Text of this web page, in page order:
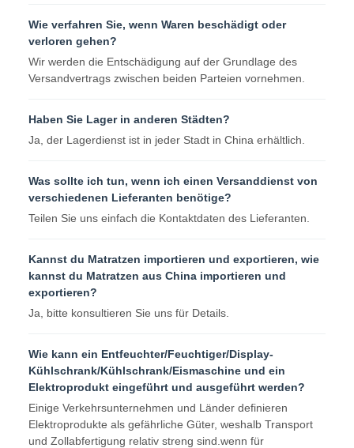
Wie verfahren Sie, wenn Waren beschädigt oder
verloren gehen?
Wir werden die Entschädigung auf der Grundlage des
Versandvertrags zwischen beiden Parteien vornehmen.
Haben Sie Lager in anderen Städten?
Ja, der Lagerdienst ist in jeder Stadt in China erhältlich.
Was sollte ich tun, wenn ich einen Versanddienst von
verschiedenen Lieferanten benötige?
Teilen Sie uns einfach die Kontaktdaten des Lieferanten.
Kannst du Matratzen importieren und exportieren, wie
kannst du Matratzen aus China importieren und
exportieren?
Ja, bitte konsultieren Sie uns für Details.
Wie kann ein Entfeuchter/Feuchtiger/Display-
Kühlschrank/Kühlschrank/Eismaschine und ein
Elektroprodukt eingeführt und ausgeführt werden?
Einige Verkehrsunternehmen und Länder definieren
Elektroprodukte als gefährliche Güter, weshalb Transport
und Zollabfertigung relativ streng sind.wenn für